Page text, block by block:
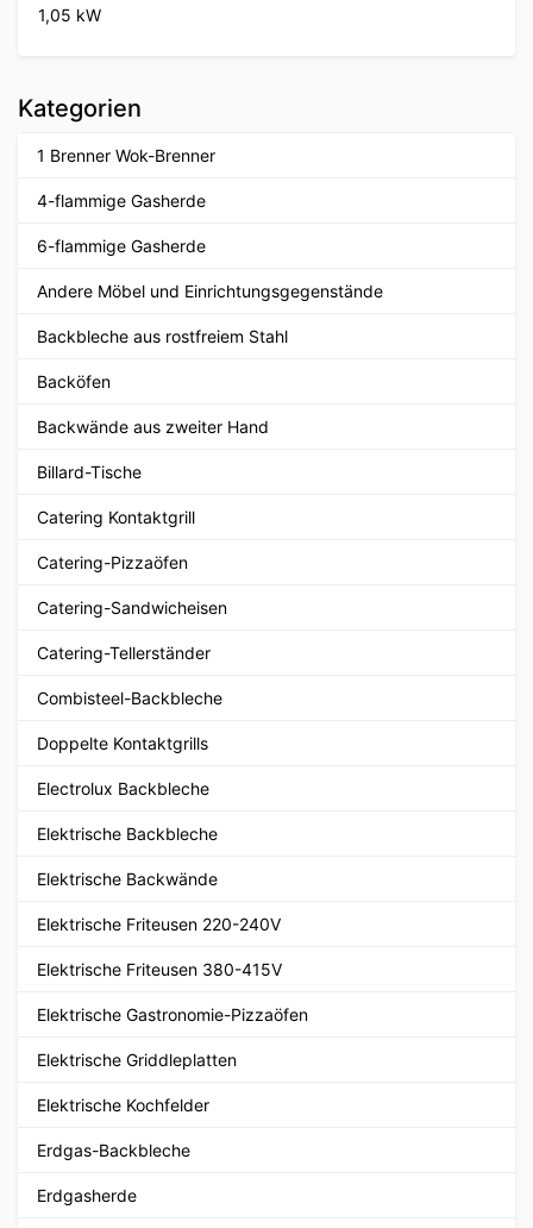
1,05 kW
Kategorien
1 Brenner Wok-Brenner
4-flammige Gasherde
6-flammige Gasherde
Andere Möbel und Einrichtungsgegenstände
Backbleche aus rostfreiem Stahl
Backöfen
Backwände aus zweiter Hand
Billard-Tische
Catering Kontaktgrill
Catering-Pizzaöfen
Catering-Sandwicheisen
Catering-Tellerständer
Combisteel-Backbleche
Doppelte Kontaktgrills
Electrolux Backbleche
Elektrische Backbleche
Elektrische Backwände
Elektrische Friteusen 220-240V
Elektrische Friteusen 380-415V
Elektrische Gastronomie-Pizzaöfen
Elektrische Griddleplatten
Elektrische Kochfelder
Erdgas-Backbleche
Erdgasherde